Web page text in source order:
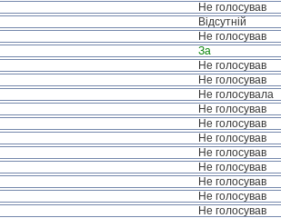
Не голосував
Відсутній
Не голосував
За
Не голосував
Не голосував
Не голосувала
Не голосував
Не голосував
Не голосував
Не голосував
Не голосував
Не голосував
Не голосував
Не голосував